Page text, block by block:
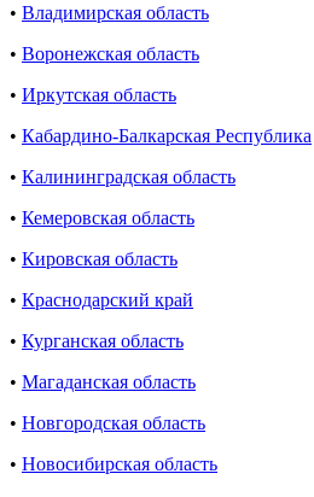
• Владимирская область
• Воронежская область
• Иркутская область
• Кабардино-Балкарская Республика
• Калининградская область
• Кемеровская область
• Кировская область
• Краснодарский край
• Курганская область
• Магаданская область
• Новгородская область
• Новосибирская область